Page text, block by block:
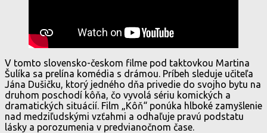
V tomto slovensko-českom filme pod taktovkou Martina
Šulíka sa prelína komédia s drámou. Príbeh sleduje učiteľa
Jána Dušičku, ktorý jedného dňa privedie do svojho bytu na
druhom poschodí kôňa, čo vyvolá sériu komických a
dramatických situácií. Film „Kôň“ ponúka hlboké zamyšlenie
nad medziľudskými vzťahmi a odhaľuje pravú podstatu
lásky a porozumenia v predvianočnom čase.